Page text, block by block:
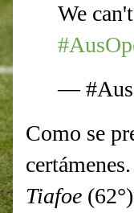
We
—
Como se
Tiafoe